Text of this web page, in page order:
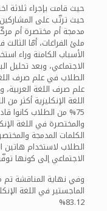
حيث قامت بإجراء ثلاثة
حيث ترتّب على المشاركين
مدمجة أم مختصرة أم
ملئ الفراغات، أمّا
الأسباب الكامنة وراء
الاجتماعي، وبعد تحليل
الطلاب في علم صرف
علم صرف اللغة
اللغة الإنكليزية أكثر من
75% من الطلاب كانوا
والمختصرة في اللغة
الكلمات المدمجة
الطلاب لاستخدام هاتين
الاجتماعي إلى كونها
وفي نهاية المناقشة تم
الماجستير في اللغة
83.12%